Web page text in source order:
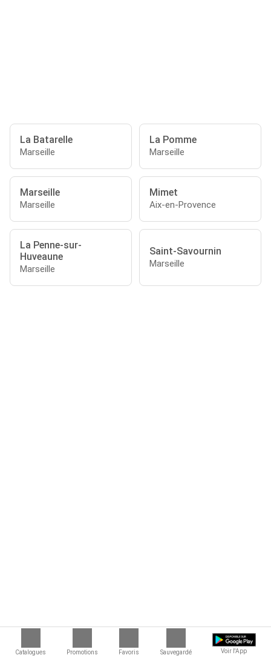
Catalogues Promotions Favoris Sauvegardé Voir l'App
La Batarelle
Marseille
La Pomme
Marseille
Marseille
Marseille
Mimet
Aix-en-Provence
La Penne-sur-
Huveaune
Marseille
Saint-Savournin
Marseille